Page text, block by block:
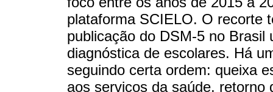
plataforma SCIELO. O recorte
publicação do DSM-5 no
diagnóstica de escolares. Há
seguindo certa ordem: queixa
aos serviços da saúde, retorno